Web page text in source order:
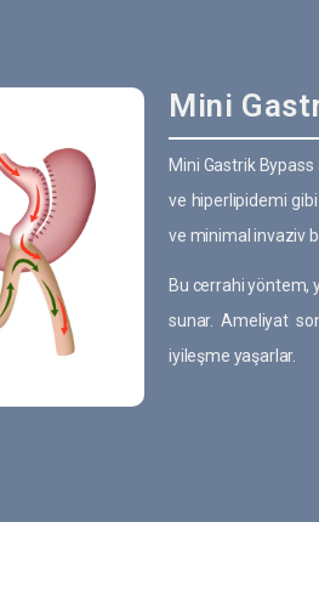
Mini
Mini Gastrik
ve hiperlipidemi gibi
ve minimal invaziv
Bu cerrahi yöntem,
sunar. Ameliyat
iyileşme yaşarlar.